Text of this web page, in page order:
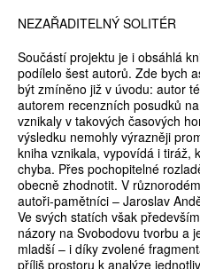
NEZAŘADITELNÝ SOLITÉR
Součástí projektu je i obsáhlá
podílelo šest autorů. Zde bych
být zmíněno již v úvodu: autor
autorem recenzních posudků
vznikaly v takových časových
výsledku nemohly výrazněji
kniha vznikala, vypovídá i tiráž,
chyba. Přes pochopitelné
obecně zhodnotit. V
autoři-pamětníci – Jaroslav
Ve svých statích však
názory na Svobodovu tvorbu a
mladší – i díky zvolené
příliš prostoru k analýze